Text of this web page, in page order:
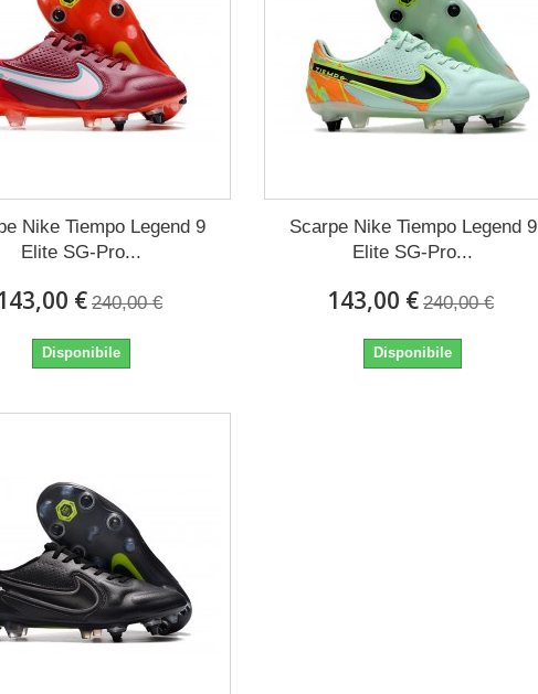
Nike Tiempo Legend 9
Elite SG-Pro...
€ 240,00 €
Disponibile
Scarpe Nike Tiempo Legend 9
Elite SG-Pro...
143,00 € 240,00 €
Disponibile